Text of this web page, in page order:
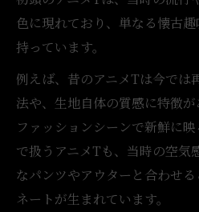
ストリートで映える
自分らしさを表現できる
古着アニメTで見つ
アニメT古着が叶え
古着アニメT発見が
アニメT古着探しが
界
古着アニメT選びで自
色に現れており、単なる懐古
持っています。
例えば、昔のアニメTは今では
法や、生地自体の質感に特徴
ファッションシーンで新鮮に
で扱うアニメTも、当時の空気
なパンツやアウターと合わせ
ネートが生まれています。